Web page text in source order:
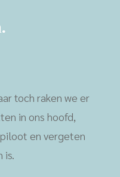
toch raken we er
in ons hoofd,
en vergeten
is.